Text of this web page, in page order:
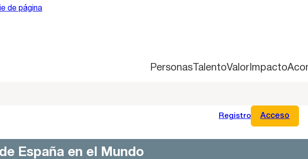
de página
PersonasTalentoValorImpacto
Registro Acceso
España en el Mundo